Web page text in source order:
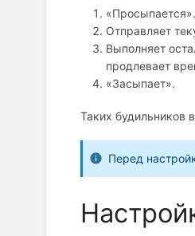
«Просыпается».
Отправляет
Выполняет
продлевает
«Засыпает».
Таких будильников
Перед